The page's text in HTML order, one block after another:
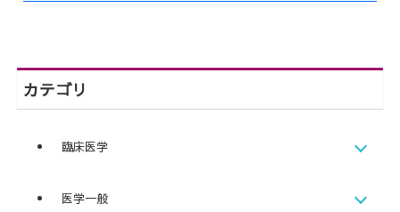
カテゴリ
臨床医学
医学一般